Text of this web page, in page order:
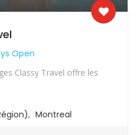
Open
Classy Travel offre les
, Montreal